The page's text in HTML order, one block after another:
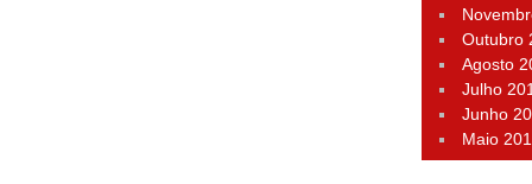
Outubro
Agosto
Julho
Junho
Maio